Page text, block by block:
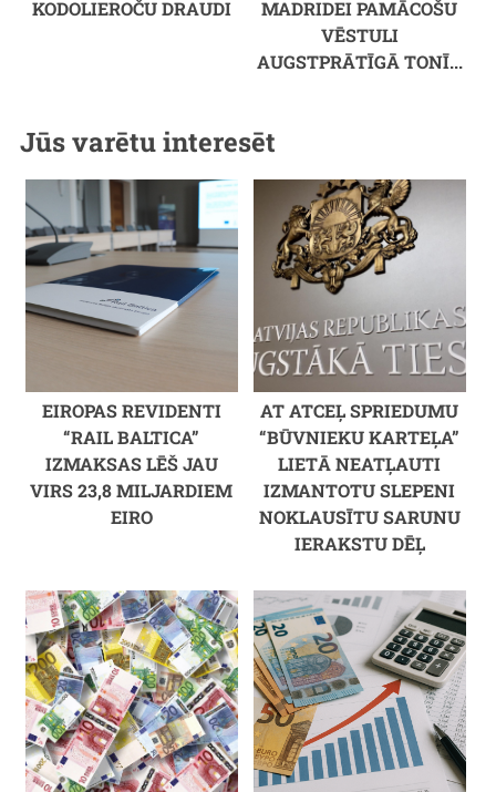
KODOLIEROČU DRAUDI
MADRIDEI PAMĀCOŠU
VĒSTULI
AUGSTPRĀTĪGĀ TONĪ...
Jūs varētu interesēt
EIROPAS REVIDENTI
“RAIL BALTICA”
IZMAKSAS LĒŠ JAU
VIRS 23,8 MILJARDIEM
EIRO
AT ATCEĻ SPRIEDUMU
“BŪVNIEKU KARTEĻA”
LIETĀ NEATĻAUTI
IZMANTOTU SLEPENI
NOKLAUSĪTU SARUNU
IERAKSTU DĒĻ